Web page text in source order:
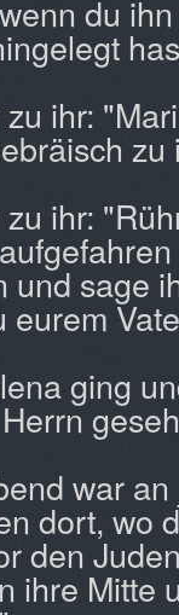
du
ihr:
ihr:
sage
ging
war
dort, wo
den
ihre Mitte